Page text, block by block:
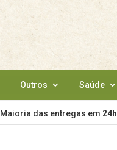
Outros Saúde
Maioria das entregas em 24h